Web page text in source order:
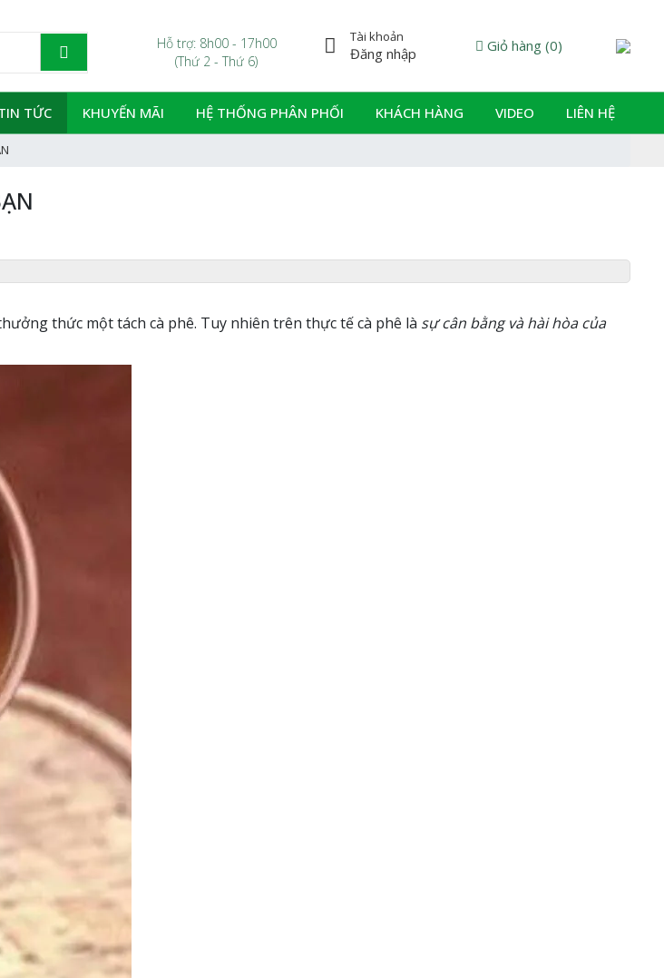
Hỗ trợ: 8h00 - 17h00
(Thứ 2 - Thứ 6)
Tài khoản
Đăng nhập Giỏ hàng(0)
TỨC KHUYẾN MÃI HỆ THỐNG PHÂN PHỐI KHÁCH HÀNG VIDEO LIÊN HỆ
thức một tách cà phê. Tuy nhiên trên thực tế cà phê là sự cân bằng và hài hòa của